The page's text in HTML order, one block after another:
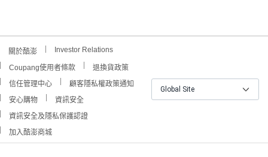
關於酷澎 Investor Relations
Coupang使用者條款
退換貨政策
信任管理中心
顧客隱私權政策通知
安心購物
資訊安全
資訊安全及隱私保護認證
加入酷澎商城
Global Site